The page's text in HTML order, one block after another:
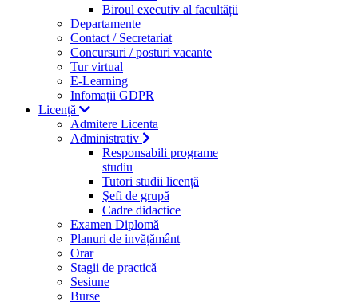
Biroul executiv al facultății
Departamente
Contact / Secretariat
Concursuri / posturi vacante
Tur virtual
E-Learning
Infomații GDPR
Licență
Admitere Licenta
Administrativ
Responsabili programe
studiu
Tutori studii licență
Şefi de grupă
Cadre didactice
Examen Diplomă
Planuri de invățământ
Orar
Stagii de practică
Sesiune
Burse